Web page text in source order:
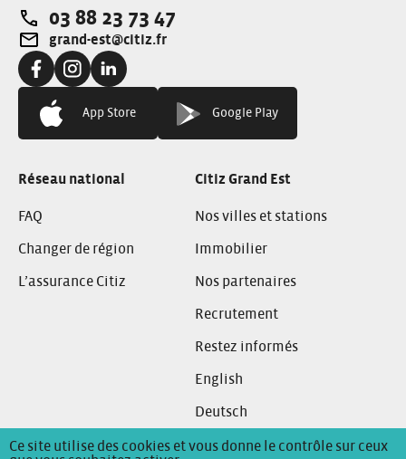
Téléphone:
03 88 23 73 47
Adresse e-mail:
grand-est@citiz.fr
Facebook:Instagram:Linkedin:
App Store Google Play
Réseau national
FAQ
Changer de région
L’assurance Citiz
Citiz Grand Est
Nos villes et stations
Immobilier
Nos partenaires
Recrutement
Restez informés
English
Deutsch
Ce site utilise des cookies et vous donne le contrôle sur ceux